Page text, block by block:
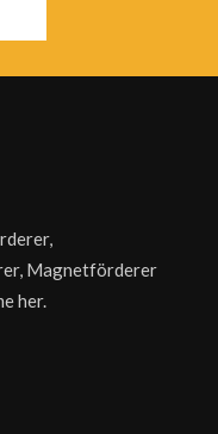
Magnetförderer
her.